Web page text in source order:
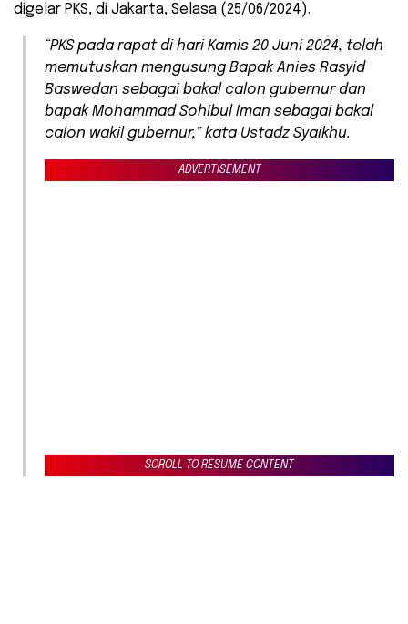
digelar PKS, di Jakarta, Selasa (25/06/2024).
“PKS pada rapat di hari Kamis 20 Juni 2024, telah
memutuskan mengusung Bapak Anies Rasyid
Baswedan sebagai bakal calon gubernur dan
bapak Mohammad Sohibul Iman sebagai bakal
calon wakil gubernur,” kata Ustadz Syaikhu.
ADVERTISEMENT
SCROLL TO RESUME CONTENT